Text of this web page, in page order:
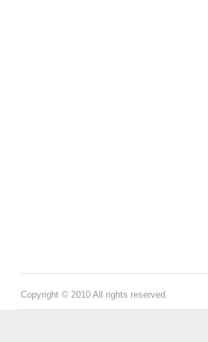
Copyright © 2010 All rights reserved.